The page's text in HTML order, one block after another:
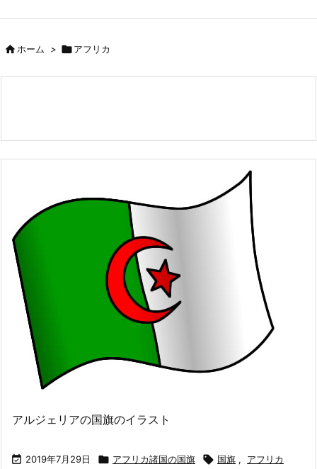
ホーム > アフリカ
アルジェリアの国旗のイラスト
 2019年7月29日  アフリカ諸国の国旗  国旗 , アフリカ